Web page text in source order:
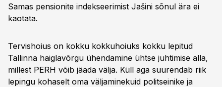
Samas pensionite indekseerimist Jašini sõnul ära ei
kaotata.
Tervishoius on kokku kokkuhoiuks kokku lepitud
Tallinna haiglavõrgu ühendamine ühtse juhtimise alla,
millest PERH võib jääda välja. Küll aga suurendab riik
lepingu kohaselt oma väljaminekuid politseinike ja